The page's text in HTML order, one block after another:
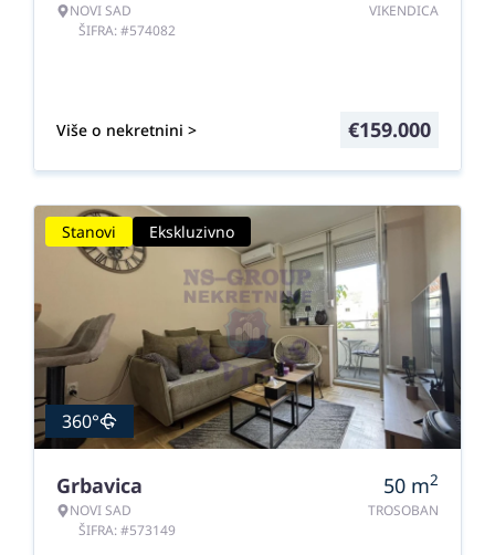
NOVI SAD
ŠIFRA: #574082
VIKENDICA
Više o nekretnini > €159.000
Stanovi Ekskluzivno
360°
Grbavica
NOVI SAD
ŠIFRA: #573149
50 m2
TROSOBAN